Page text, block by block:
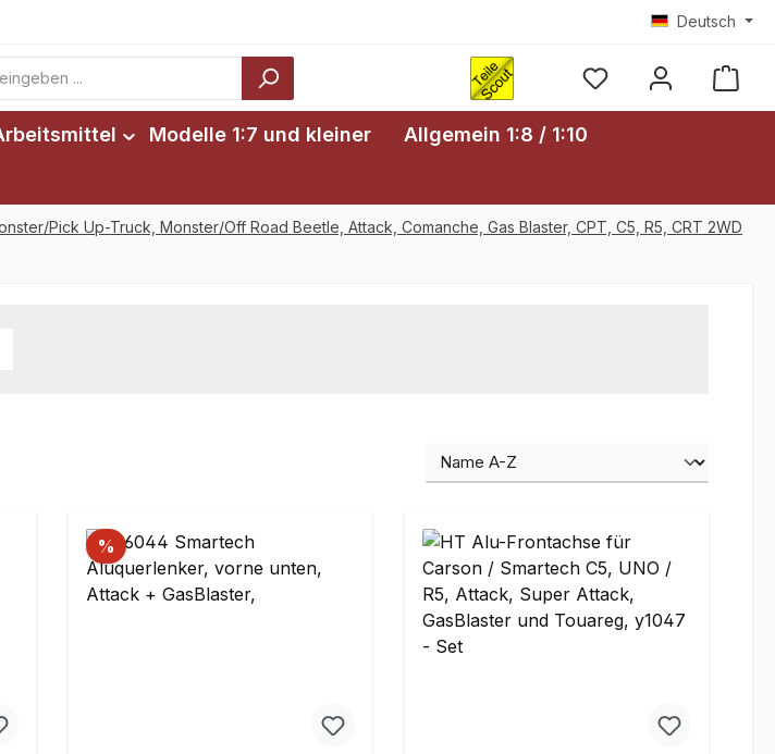
Deutsch
Modelle 1:7 und kleiner Allgemein 1:8 / 1:10
Pick Up-Truck, Monster/Off Road Beetle, Attack, Comanche, Gas Blaster, CPT, C5, R5, CRT 2WD
%